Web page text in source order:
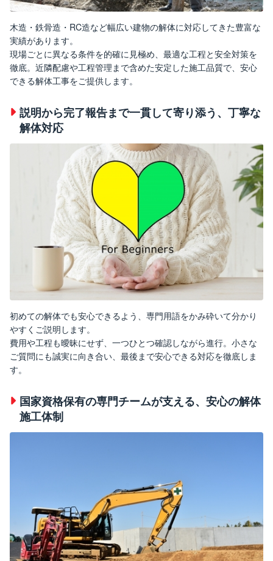
木造・鉄骨造・RC造など幅広い建物の解体に対応してきた豊富な
実績があります。
現場ごとに異なる条件を的確に見極め、最適な工程と安全対策を
徹底。近隣配慮や工程管理まで含めた安定した施工品質で、安心
できる解体工事をご提供します。
説明から完了報告まで一貫して寄り添う、丁寧な
解体対応
初めての解体でも安心できるよう、専門用語をかみ砕いて分かり
やすくご説明します。
費用や工程も曖昧にせず、一つひとつ確認しながら進行。小さな
ご質問にも誠実に向き合い、最後まで安心できる対応を徹底しま
す。
国家資格保有の専門チームが支える、安心の解体
施工体制